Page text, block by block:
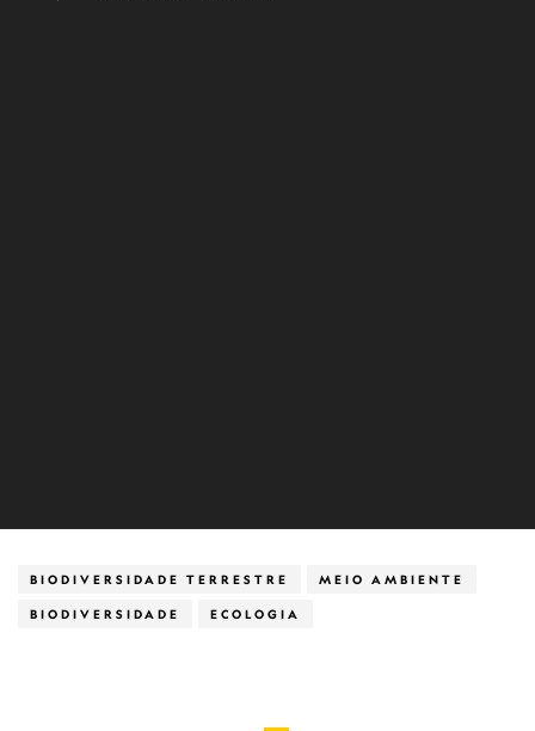
BIODIVERSIDADE TERRESTRE MEIO AMBIENTE
BIODIVERSIDADE ECOLOGIA